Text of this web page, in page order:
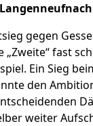
gegen
fast
Ein Sieg
den
weiter